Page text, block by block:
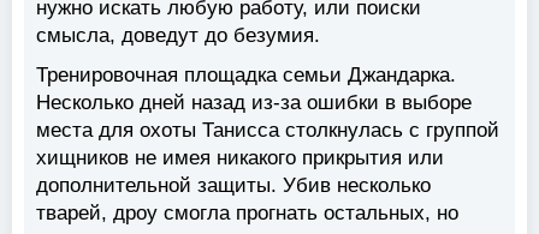
нужно искать любую работу, или поиски
смысла, доведут до безумия.
Тренировочная площадка семьи Джандарка.
Несколько дней назад из-за ошибки в выборе
места для охоты Танисса столкнулась с группой
хищников не имея никакого прикрытия или
дополнительной защиты. Убив несколько
тварей, дроу смогла прогнать остальных, но